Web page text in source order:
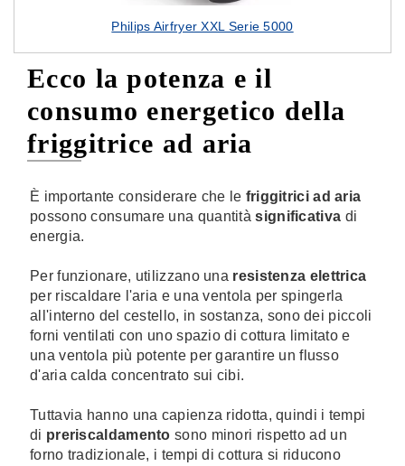
Philips Airfryer XXL Serie 5000
Ecco la potenza e il
consumo energetico della
friggitrice ad aria
È importante considerare che le friggitrici ad aria
possono consumare una quantitàsignificativa di
energia.
Per funzionare, utilizzano una resistenza elettrica
per riscaldare l'aria e una ventola per spingerla
all'interno del cestello, in sostanza, sono dei piccoli
forni ventilati con uno spazio di cottura limitato e
una ventola più potente per garantire un flusso
d'aria calda concentrato sui cibi.
Tuttavia hanno una capienza ridotta, quindi i tempi
di preriscaldamento sono minori rispetto ad un
forno tradizionale, i tempi di cottura si riducono